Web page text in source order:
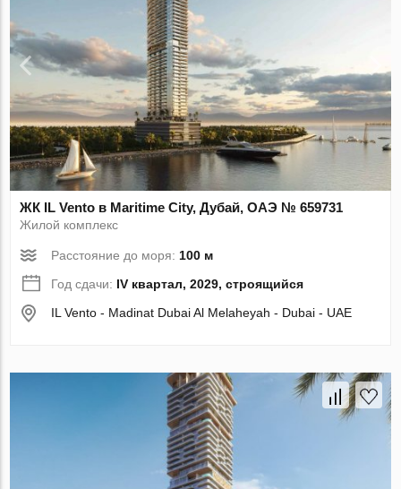
ЖК IL Vento в Maritime City, Дубай, ОАЭ № 659731
Жилой комплекс
Расстояние до моря:100 м
Год сдачи: IV квартал, 2029, строящийся
IL Vento - Madinat Dubai Al Melaheyah - Dubai - UAE